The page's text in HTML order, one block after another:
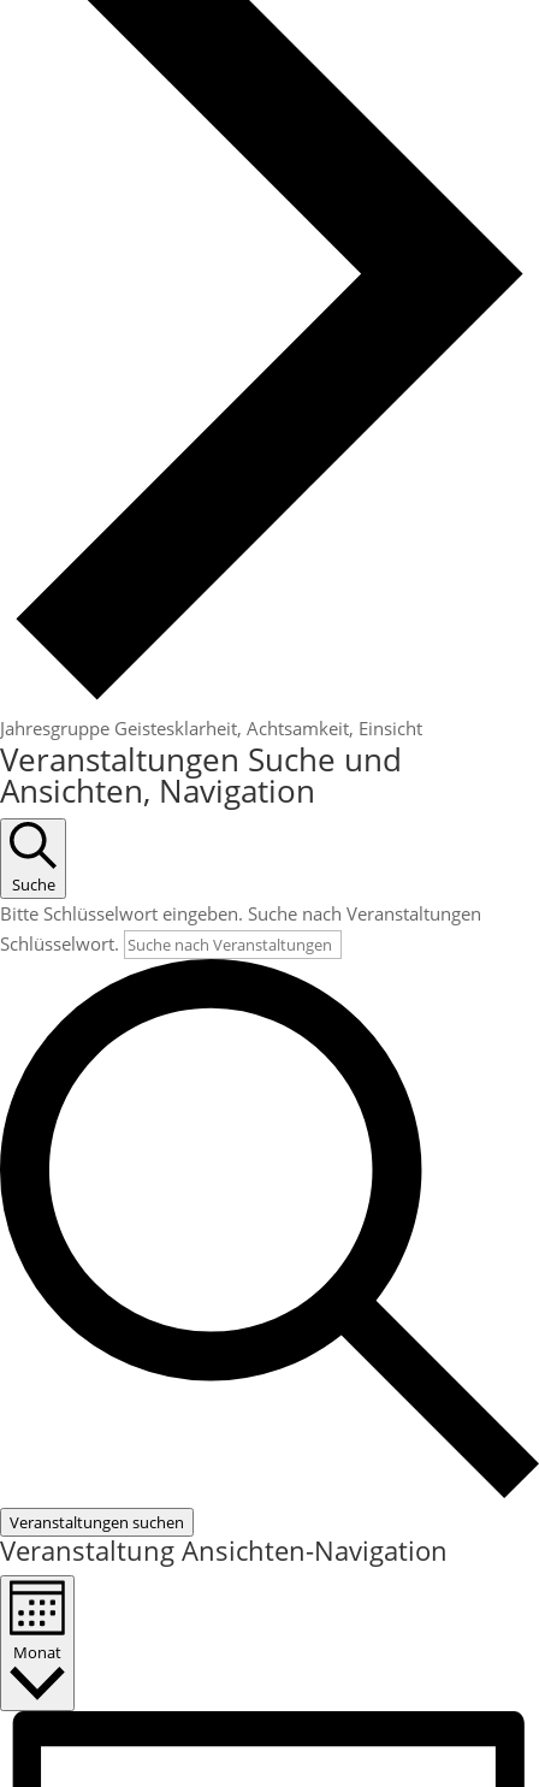
Jahresgruppe Geistesklarheit, Achtsamkeit, Einsicht
Veranstaltungen
Veranstaltungen Suche und
Ansichten, Navigation
Suche
Bitte Schlüsselwort eingeben. Suche nach Veranstaltungen
Schlüsselwort.
Veranstaltungen suchen
Veranstaltung Ansichten-Navigation
Monat